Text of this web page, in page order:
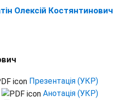
Олексій Костянтинович
Презентація (УКР)
Анотація (УКР)